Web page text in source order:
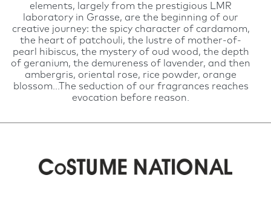
elements, largely from the prestigious LMR
laboratory in Grasse, are the beginning of our
creative journey: the spicy character of cardamom,
the heart of patchouli, the lustre of mother-of-
pearl hibiscus, the mystery of oud wood, the depth
of geranium, the demureness of lavender, and then
ambergris, oriental rose, rice powder, orange
blossom...The seduction of our fragrances reaches
evocation before reason.